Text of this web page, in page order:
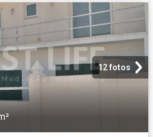
12 fotos